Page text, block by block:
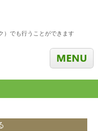
）でも行うことができます